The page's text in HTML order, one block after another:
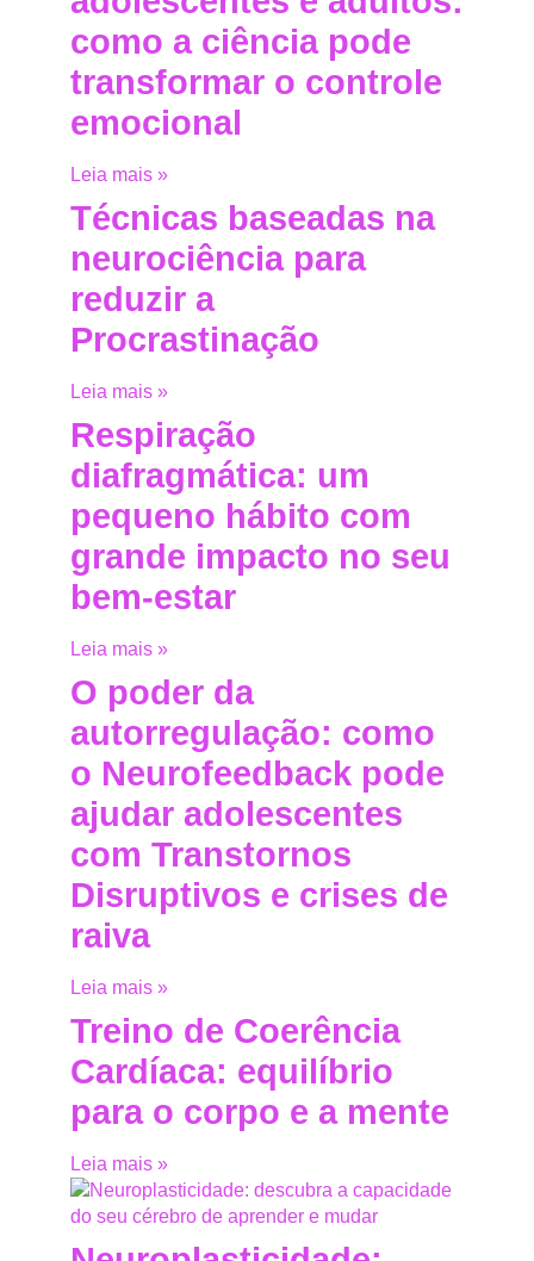
como a ciência pode
transformar o controle
emocional
Leia mais »
Técnicas baseadas na
neurociência para
reduzir a
Procrastinação
Leia mais »
Respiração
diafragmática: um
pequeno hábito com
grande impacto no seu
bem-estar
Leia mais »
O poder da
autorregulação: como
o Neurofeedback pode
ajudar adolescentes
com Transtornos
Disruptivos e crises de
raiva
Leia mais »
Treino de Coerência
Cardíaca: equilíbrio
para o corpo e a mente
Leia mais »